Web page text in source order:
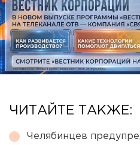
ЧИТАЙТЕ ТАКЖЕ:
Челябинцев